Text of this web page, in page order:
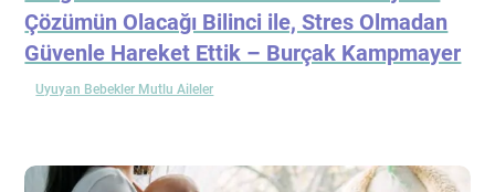
Çözümün Olacağı Bilinci ile, Stres Olmadan
Güvenle Hareket Ettik – Burçak Kampmayer
Uyuyan Bebekler Mutlu Aileler